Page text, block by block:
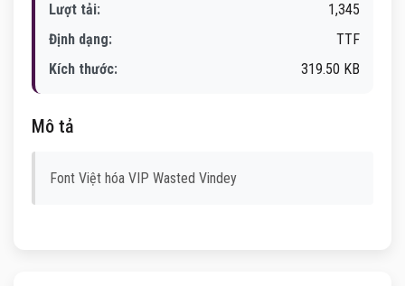
Lượt tải:
1,345
Định dạng:
TTF
Kích thước:
319.50 KB
Mô tả
Font Việt hóa VIP Wasted Vindey